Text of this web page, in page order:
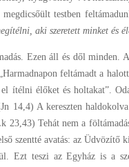
testben
aki szeretett minket és
Ezen áll és dől minden.
feltámadt a
ítélni élőket és holtakat”.
14,4) A kereszten
23,43) Tehát nem a
szentté avatás: az Üdvözítő
Ezt teszi az Egyház is a